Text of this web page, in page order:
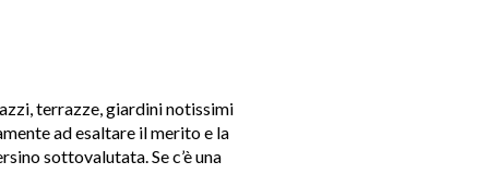
terrazze, giardini notissimi
ad esaltare il merito e la
sottovalutata. Se c’è una